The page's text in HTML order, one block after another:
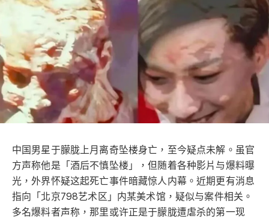
中国男星于朦胧上月离奇坠楼身亡，至今疑点未解。虽官
方声称他是「酒后不慎坠楼」，但随着各种影片与爆料曝
光，外界怀疑这起死亡事件暗藏惊人内幕。近期更有消息
指向「北京798艺术区」内某美术馆，疑似与案件相关。
多名爆料者声称，那里或许正是于朦胧遭虐杀的第一现